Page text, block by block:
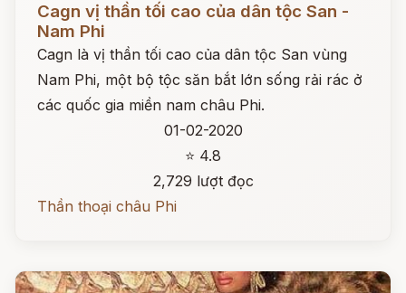
Cagn vị thần tối cao của dân tộc San -
Nam Phi
Cagn là vị thần tối cao của dân tộc San vùng
Nam Phi, một bộ tộc săn bắt lớn sống rải rác ở
các quốc gia miền nam châu Phi.
01-02-2020
⭐ 4.8
2,729 lượt đọc
Thần thoại châu Phi